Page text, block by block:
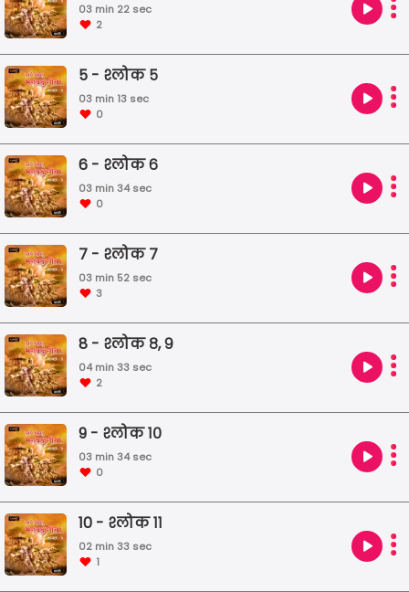
03 min 22 sec
2
5 - श्लोक ५
03 min 13 sec
0
6 - श्लोक ६
03 min 34 sec
0
7 - श्लोक ७
03 min 52 sec
3
8 - श्लोक ८, ९
04 min 33 sec
2
9 - श्लोक १०
03 min 34 sec
0
10 - श्लोक ११
02 min 33 sec
1